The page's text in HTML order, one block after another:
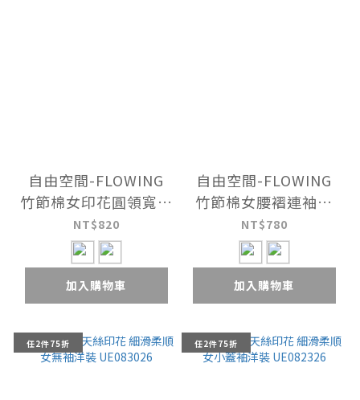
自由空間-FLOWING
竹節棉女印花圓領寬版
衫 UE029126
NT$820
加入購物車
自由空間-FLOWING
竹節棉女腰褶連袖衫
UE0E1726
NT$780
加入購物車
任2件75折 任2件75折